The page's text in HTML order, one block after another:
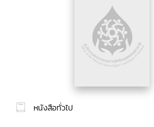
หนังสือทั่วไป